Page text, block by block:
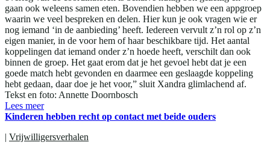
gaan ook weleens samen eten. Bovendien hebben we een appgroep
waarin we veel bespreken en delen. Hier kun je ook vragen wie er
nog iemand ‘in de aanbieding’ heeft. Iedereen vervult z’n rol op z’n
eigen manier, in de voor hem of haar beschikbare tijd. Het aantal
koppelingen dat iemand onder z’n hoede heeft, verschilt dan ook
binnen de groep. Het gaat erom dat je het gevoel hebt dat je een
goede match hebt gevonden en daarmee een geslaagde koppeling
hebt gedaan, daar doe je het voor,” sluit Xandra glimlachend af.
Tekst en foto: Annette Doornbosch
Lees meer
Kinderen hebben recht op contact met beide ouders
| Vrijwilligersverhalen